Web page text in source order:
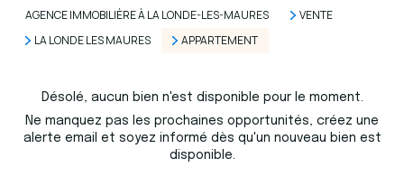
AGENCE IMMOBILIÈRE À LA LONDE-LES-MAURES
VENTE
LA LONDE LES MAURES
APPARTEMENT
Désolé, aucun bien n'est disponible pour le moment.
Ne manquez pas les prochaines opportunités, créez une
alerte email et soyez informé dès qu'un nouveau bien est
disponible.